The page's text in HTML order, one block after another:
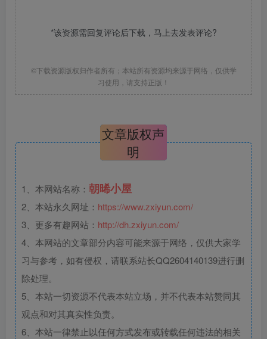
*该资源需回复评论后下载，马上去发表评论?
©下载资源版权归作者所有；本站所有资源均来源于网络，仅供学
习使用，请支持正版！
文章版权声
明
1、本网站名称： 朝晞小屋
2、本站永久网址： https://www.zxiyun.com/
3、更多有趣网站： http://dh.zxiyun.com/
4、本网站的文章部分内容可能来源于网络，仅供大家学
习与参考，如有侵权，请联系站长QQ2604140139进行删
除处理。
5、本站一切资源不代表本站立场，并不代表本站赞同其
观点和对其真实性负责。
6、本站一律禁止以任何方式发布或转载任何违法的相关